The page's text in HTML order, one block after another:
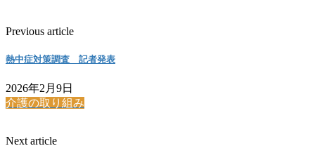
Previous article
熱中症対策調査 記者発表
2026年2月9日
介護の取り組み
Next article